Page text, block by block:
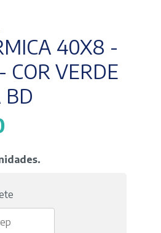
40X8 -
COR VERDE
BD